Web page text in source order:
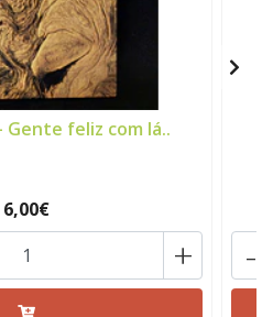
Gente feliz com lá..
6,00€
+ -